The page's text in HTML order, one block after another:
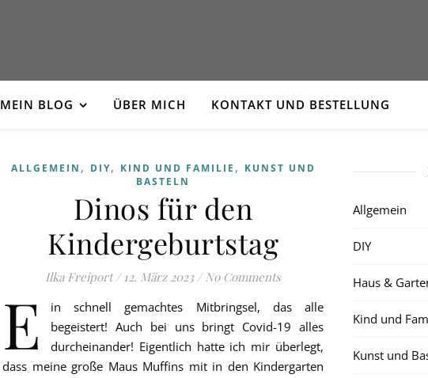
MEIN BLOG ÜBER MICH KONTAKT UND BESTELLUNG
ALLGEMEIN , DIY, KIND UND FAMILIE , KUNST UND
BASTELN
Dinos für den
Kindergeburtstag
Ilka Freiport / 12. März 2023 / No Comments
E
in schnell gemachtes Mitbringsel, das alle
begeistert! Auch bei uns bringt Covid-19 alles
durcheinander! Eigentlich hatte ich mir überlegt,
dass meine große Maus Muffins mit in den Kindergarten
Allgemein
DIY
Haus &
Kind und
Kunst und